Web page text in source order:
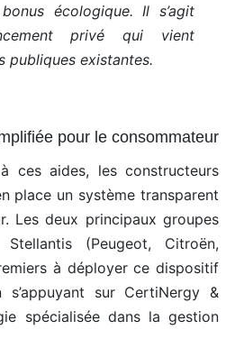
écologique. Il s’agit
privé qui vient
publiques existantes.
pour le consommateur
ces aides, les constructeurs
place un système transparent
Les deux principaux groupes
(Peugeot, Citroën,
à déployer ce dispositif
sur CertiNergy &
spécialisée dans la gestion